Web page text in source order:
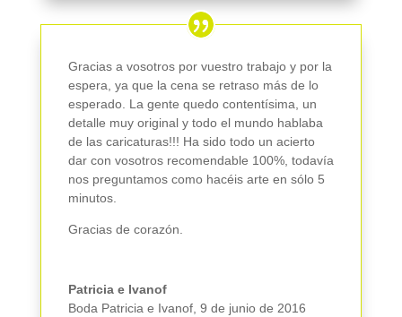
Gracias a vosotros por vuestro trabajo y por la
espera, ya que la cena se retraso más de lo
esperado. La gente quedo contentísima, un
detalle muy original y todo el mundo hablaba
de las caricaturas!!! Ha sido todo un acierto
dar con vosotros recomendable 100%, todavía
nos preguntamos como hacéis arte en sólo 5
minutos.
Gracias de corazón.
Patricia e Ivanof
Boda Patricia e Ivanof, 9 de junio de 2016